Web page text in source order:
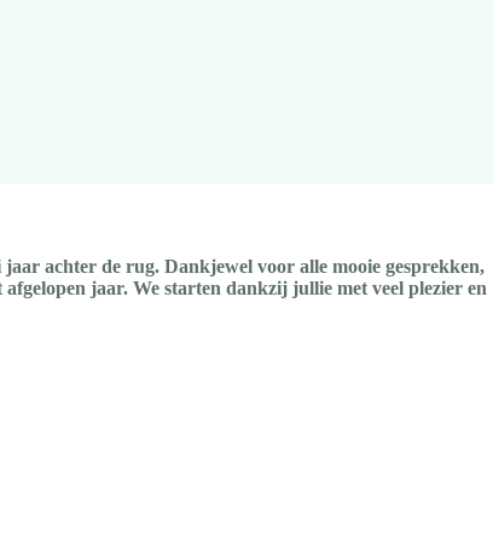
achter de rug. Dankjewel voor alle mooie gesprekken,
jaar. We starten dankzij jullie met veel plezier en